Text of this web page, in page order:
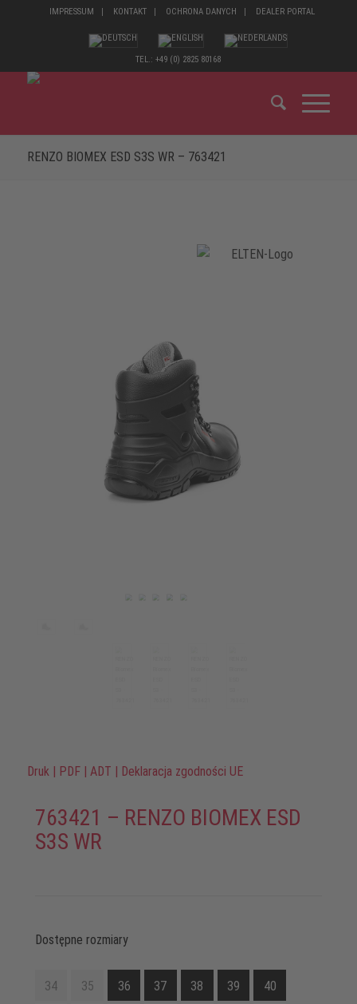
IMPRESSUM KONTAKT OCHRONA DANYCH DEALER PORTAL
TEL.: +49 (0) 2825 80168
RENZO BIOMEX ESD S3S WR – 763421
Druk | PDF | ADT | Deklaracja zgodności UE
763421 – RENZO BIOMEX ESD
S3S WR
Dostępne rozmiary
34 35 36 37 38 39 40